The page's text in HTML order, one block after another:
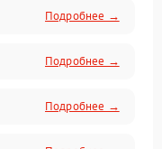
Подробнее →
Подробнее →
Подробнее →